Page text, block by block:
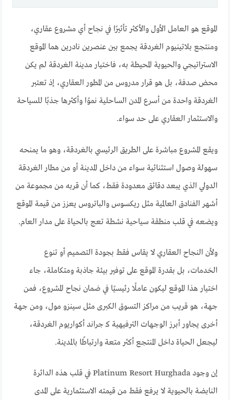
الموقع هو العامل الأول والأكثر تأثيرًا في نجاح أي مشروع عقاري،
ومنتجع بلاتينيوم الغردقة يجمع بين عنصرين نادرين هما الموقع
الاستراتيجي والحيوية المحيطة به، فاختيار مدينة الغردقة لم يكن
محض صدفة، بل هو قرار مدروس من المطور العقاري، إذ تعتبر
الغردقة واحدة من أسرع المدن الساحلية نموًا وأكثرها جذبًا للسياحة
والاستثمار العقاري على حد سواء.
ويقع المشروع مباشرة على الطريق الرئيسي بالغردقة، وهو ما يمنحه
سهولة وصول استثنائية سواء من داخل المدينة أو من مطار الغردقة
الدولي الذي يبعد دقائق معدودة فقط، كما أن قربه من مجموعة من
أشهر الفنادق العالمية مثل ريكسوس والباتروس يعزز من قيمة الموقع
ويضعه في قلب منطقة سياحية نشطة تعج بالحياة على مدار العام.
ولأن النجاح العقاري لا يقاس فقط بجودة التصميم أو تنوع
الخدمات، بل بقدرة الموقع على توفير بيئة جاذبة ومتكاملة، جاء
اختيار هذا الموقع ليكون عاملًا رئيسيًا في ضمان نجاح المشروع، فمن
جهة، هو قريب من مراكز التسوق الكبرى مثل سينزو مول، ومن جهة
أخرى يجاور أبرز الوجهات الترفيهية كـ جراند أكواريوم الغردقة،
ليجعل الحياة داخل المنتجع أكثر متعة وارتباطًا بالمدينة.
إن وجود Platinum Resort Hurghada في قلب هذه الدائرة
النابضة بالحيوية لا يرفع فقط من قيمته الاستثمارية على المدى